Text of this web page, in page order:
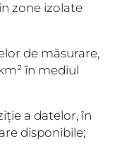
zone izolate
de măsurare,
în mediul
a datelor, în
disponibile;